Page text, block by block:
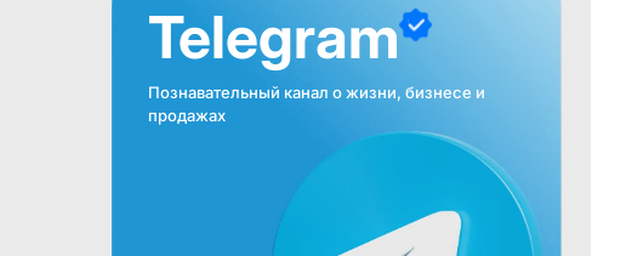
Telegram
Познавательный канал о жизни, бизнесе и
продажах